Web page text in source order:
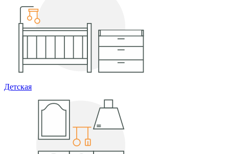
Детская